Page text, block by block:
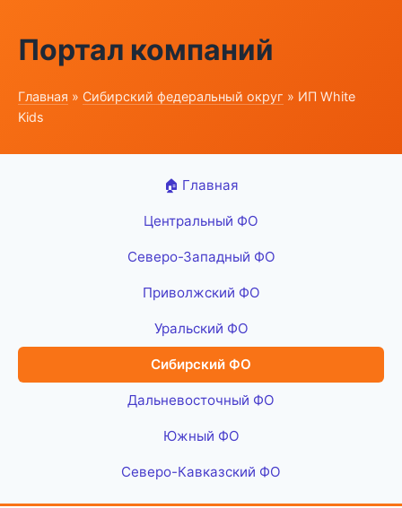
Портал компаний
Главная » Сибирский федеральный округ » ИП White
Kids
🏠 Главная
Центральный ФО
Северо-Западный ФО
Приволжский ФО
Уральский ФО
Сибирский ФО
Дальневосточный ФО
Южный ФО
Северо-Кавказский ФО